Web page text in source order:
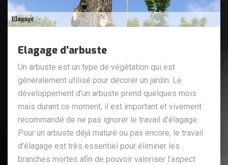
Elagage d'arbuste
Un arbuste est un type de végétation qui est
généralement utilisé pour décorer un jardin. Le
développement d’un arbuste prend quelques mois
mais durant ce moment, il est important et vivement
recommandé de ne pas ignorer le travail d’élagage.
Pour un arbuste déjà maturé ou pas encore, le travail
d’élagage est très essentiel pour éliminer les
branches mortes afin de pouvoir valoriser l’aspect